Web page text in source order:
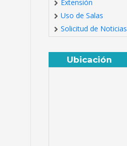
Extensión
Uso de Salas
Solicitud de Noticias
Ubicación